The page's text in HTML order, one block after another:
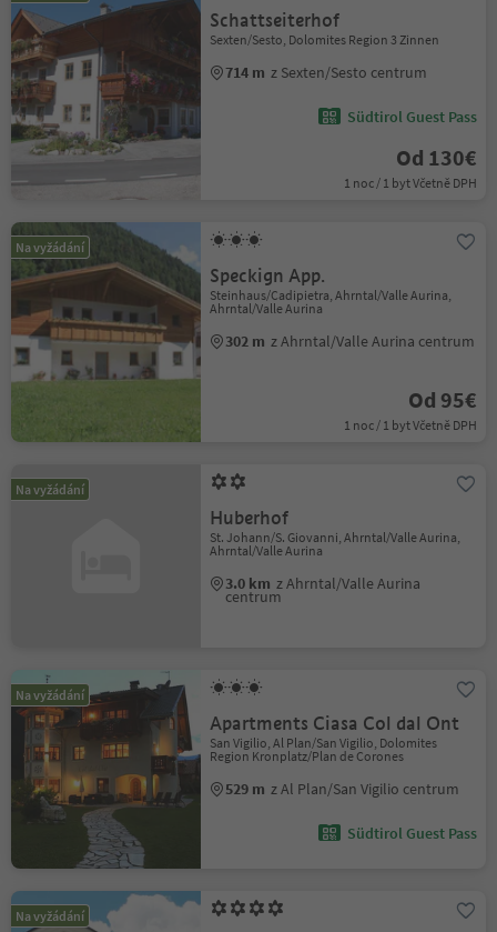
Schattseiterhof
Sexten/Sesto, Dolomites Region 3 Zinnen
714 m z Sexten/Sesto centrum
Südtirol Guest Pass
Od 130€
1 noc / 1 byt Včetně DPH
Na vyžádání
Speckign App.
Steinhaus/Cadipietra, Ahrntal/Valle Aurina,
Ahrntal/Valle Aurina
302 m z Ahrntal/Valle Aurina centrum
Od 95€
1 noc / 1 byt Včetně DPH
Na vyžádání
Huberhof
St. Johann/S. Giovanni, Ahrntal/Valle Aurina,
Ahrntal/Valle Aurina
3.0 km z Ahrntal/Valle Aurina
centrum
Na vyžádání
Apartments Ciasa Col dal Ont
San Vigilio, Al Plan/San Vigilio, Dolomites
Region Kronplatz/Plan de Corones
529 m z Al Plan/San Vigilio centrum
Südtirol Guest Pass
Na vyžádání